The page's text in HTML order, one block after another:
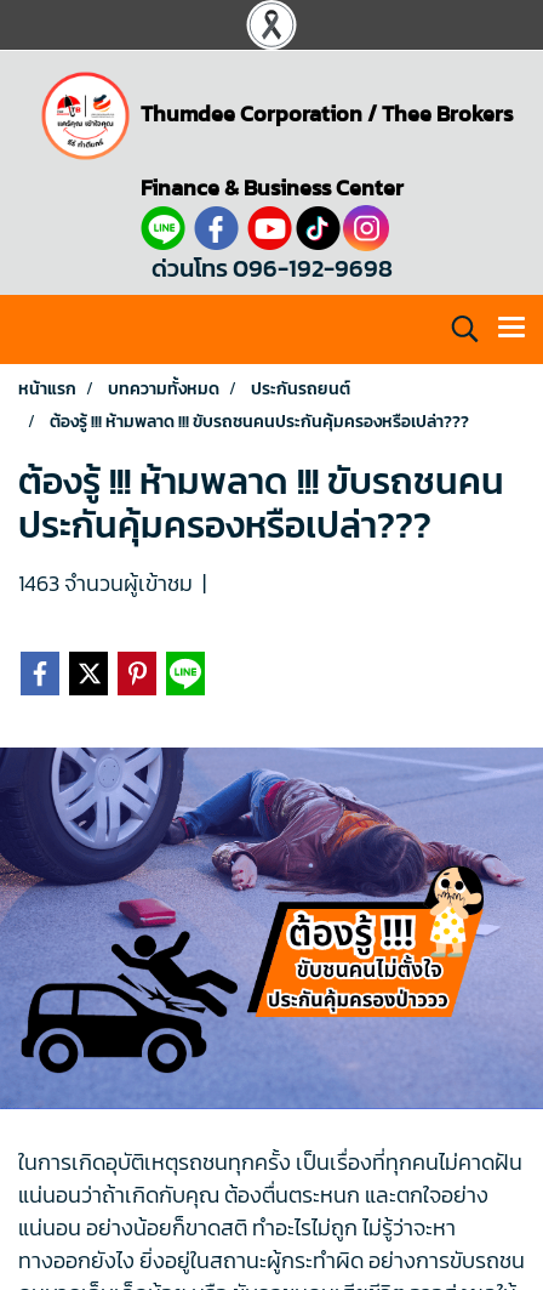
Thumdee Corporation/Thee Brokers
Finance & Business Center
ด่วนโทร 096-192-9698
หน้าแรก บทความทั้งหมด
ประกันรถยนต์
ต้องรู้ !!! ห้ามพลาด !!! ขับรถชนคนประกันคุ้มครองหรือเปล่า???
ต้องรู้ !!! ห้ามพลาด !!! ขับรถชนคน
ประกันคุ้มครองหรือเปล่า???
1463 จำนวนผู้เข้าชม |
ในการเกิดอุบัติเหตุรถชนทุกครั้ง เป็นเรื่องที่ทุกคนไม่คาดฝัน
แน่นอนว่าถ้าเกิดกับคุณ ต้องตื่นตระหนก และตกใจอย่าง
แน่นอน อย่างน้อยก็ขาดสติ ทำอะไรไม่ถูก ไม่รู้ว่าจะหา
ทางออกยังไง ยิ่งอยู่ในสถานะผู้กระทำผิด อย่างการขับรถชน